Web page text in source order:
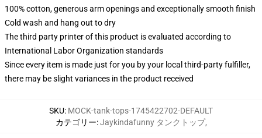
100% cotton, generous arm openings and exceptionally smooth finish
Cold wash and hang out to dry
The third party printer of this product is evaluated according to
International Labor Organization standards
Since every item is made just for you by your local third-party fulfiller,
there may be slight variances in the product received
SKU: MOCK-tank-tops-1745422702-DEFAULT
カテゴリー:Jaykindafunny タンクトップ,